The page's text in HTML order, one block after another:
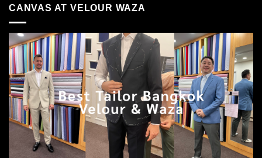
CANVAS AT VELOUR WAZA